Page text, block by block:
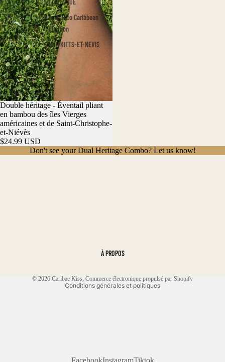
LA JAMAÏQUE
Puerto Rico Caribbean
Collection
SAINT-KITTS-ET-NEVIS
À PROPOS
Épuisé
Double héritage - Éventail pliant
en bambou des îles Vierges
américaines et de Saint-Christophe-
et-Niévès
$24.99 USD
Don't see your Dual Heritage Combo? Let us know!
© 2026 Caribae Kiss Commerce électronique propulsé par Shopify
Conditions générales et politiques
FacebookInstagramTiktok